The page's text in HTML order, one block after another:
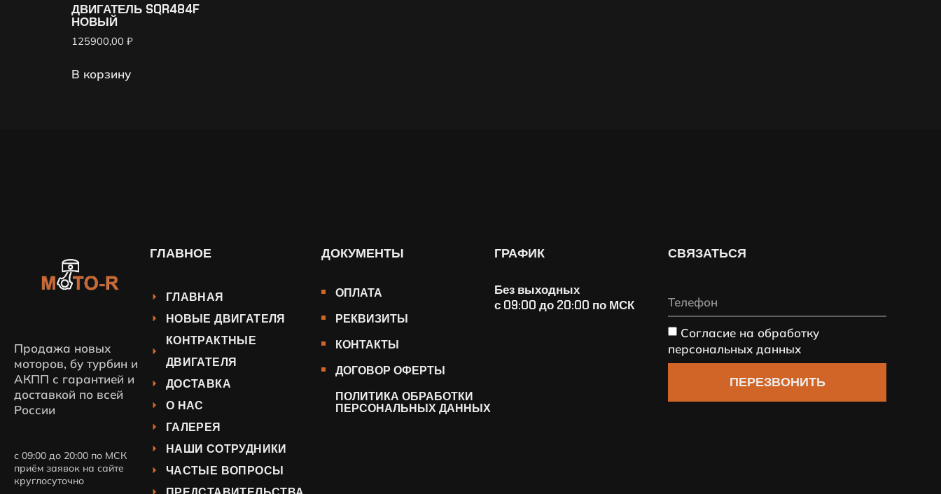
ДВИГАТЕЛЬ SQR484F
НОВЫЙ
125900,00 ₽
В корзину
Продажа новых
моторов, бу турбин и
АКПП с гарантией и
доставкой по всей
России
с 09:00 до 20:00 по МСК
приём заявок на сайте
круглосуточно
ГЛАВНОЕ
ГЛАВНАЯ
НОВЫЕ ДВИГАТЕЛЯ
КОНТРАКТНЫЕ
ДВИГАТЕЛЯ
ДОСТАВКА
О НАС
ГАЛЕРЕЯ
НАШИ СОТРУДНИКИ
ЧАСТЫЕ ВОПРОСЫ
ДОКУМЕНТЫ
ОПЛАТА
РЕКВИЗИТЫ
КОНТАКТЫ
ДОГОВОР ОФЕРТЫ
ПОЛИТИКА ОБРАБОТКИ
ПЕРСОНАЛЬНЫХ ДАННЫХ
ГРАФИК
Без выходных
с 09:00 до 20:00 по МСК
СВЯЗАТЬСЯ
Согласие на обработку
персональных данных
ПЕРЕЗВОНИТЬ